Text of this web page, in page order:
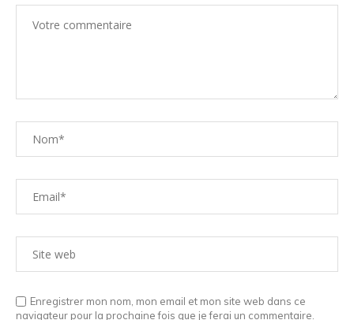
Enregistrer mon nom, mon email et mon site web dans ce
navigateur pour la prochaine fois que je ferai un commentaire.